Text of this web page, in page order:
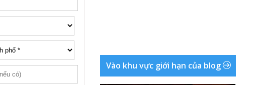
Vào khu vực giới hạn của blog